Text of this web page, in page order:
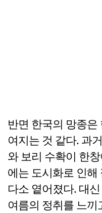
반면 한국의 망종
여지는 것 같다. 과
와 보리 수확이 한
에는 도시화로 인해
다소 옅어졌다. 대
여름의 정취를 느